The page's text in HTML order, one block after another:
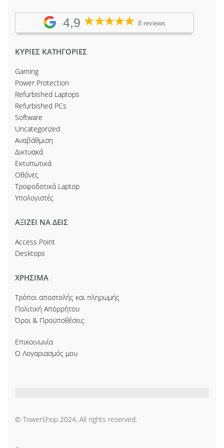
4,9 8 reviews
ΚΥΡΙΕΣ ΚΑΤΗΓΟΡΙΕΣ
Gaming
Power Protection
Refurbished Laptops
Refurbished PCs
Software
Uncategorized
Αναβάθμιση
Δικτυακά
Εκτυπωτικά
Οθόνες
Τροφοδοτικά Laptop
Υπολογιστές
ΑΞΙΖΕΙ ΝΑ ΔΕΙΣ
Access Point
Desktops
ΧΡΗΣΙΜΑ
Τρόποι αποστολής και πληρωμής
Πολιτική Απορρήτου
Όροι & Προϋποθέσεις
Επικοινωνία
Ο Λογαριασμός μου
© TowerShop 2024. All rights reserved.